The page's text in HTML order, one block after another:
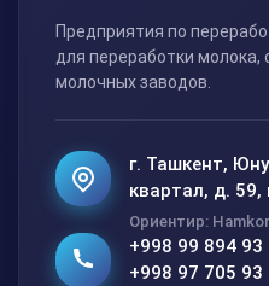
Предприятия по
для переработки молока,
молочных заводов.
г. Ташкент,
квартал, д. 59,
Ориентир:
+998 99 894 93
+998 97 705 93